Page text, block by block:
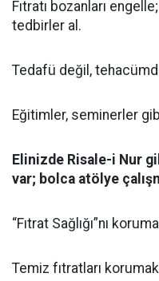
Fıtratı bozanları
tedbirler al.
Tedafü değil,
Eğitimler, seminerler
Elinizde Risale-i Nur
var; bolca atölye
“Fıtrat Sağlığı”nı
Temiz fıtratları korumak